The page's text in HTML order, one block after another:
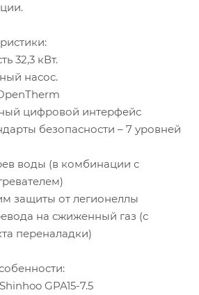
32,3 кВт.
насос.
цифровой интерфейс
безопасности – 7 уровней
воды (в комбинации с
защиты от легионеллы
на сжиженный газ (с
переналадки)
GPA15-7.5